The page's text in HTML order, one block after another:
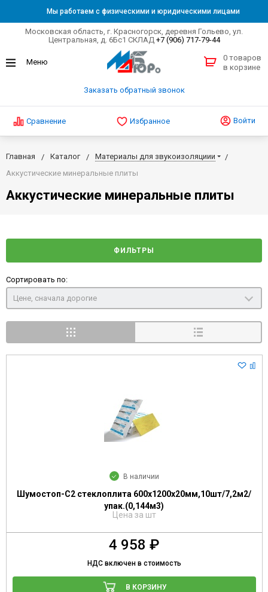
Мы работаем с физическими и юридическими лицами
Московская область, г. Красногорск, деревня Гольево, ул.
Центральная, д. 6Бс1 СКЛАД +7 (906) 717-79-44
Заказать обратный звонок
0 товаров
в корзине
Сравнение Избранное Войти
Главная Каталог
Материалы для звукоизоляциии
Аккустические минеральные плиты
Аккустические минеральные плиты
ФИЛЬТРЫ
Сортировать по:
Цене, сначала дорогие
В наличии
Шумостоп-С2 стеклоплита 600х1200х20мм,10шт/7,2м2/
упак.(0,144м3)
Цена за шт
4 958 ₽
НДС включен в стоимость
В КОРЗИНУ